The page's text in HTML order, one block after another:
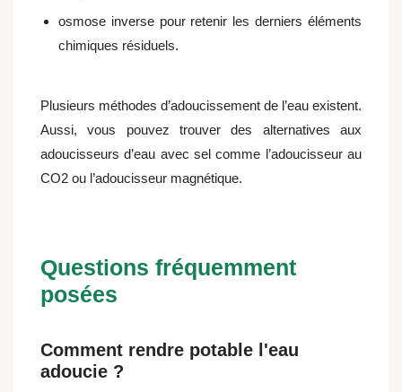
osmose inverse pour retenir les derniers éléments
chimiques résiduels.
Plusieurs méthodes d’adoucissement de l’eau existent.
Aussi, vous pouvez trouver des alternatives aux
adoucisseurs d’eau avec sel comme l’adoucisseur au
CO2 ou l’adoucisseur magnétique.
Questions fréquemment
posées
Comment rendre potable l'eau
adoucie ?